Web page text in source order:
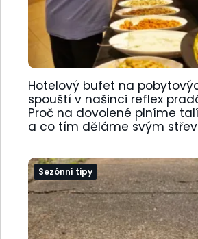
Hotelový bufet na
spouští v našinci reflex
Proč na dovolené plníme
a co tím děláme svým
Sezónní tipy